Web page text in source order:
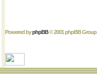
Powered byphpBB© 2001 phpBB Group